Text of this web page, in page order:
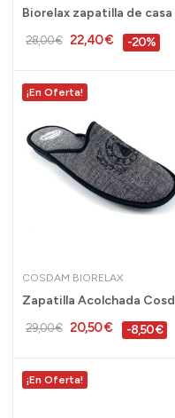
28,00 € 22,40 € -20%
¡En Oferta!
COSDAM BIORELAX
29,00 € 20,50 € -8,50 €
¡En Oferta!